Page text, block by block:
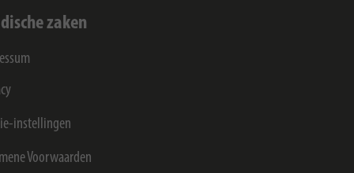
zaken
instellingen
Voorwaarden